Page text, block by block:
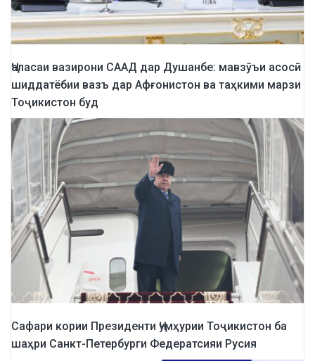
Ҷаласаи вазирони СААД дар Душанбе: мавзӯъи асосӣ
шиддатёбии вазъ дар Афғонистон ва таҳкими марзи
Тоҷикистон буд
Сафари кории Президенти Ҷумҳурии Тоҷикистон ба
шаҳри Санкт-Петербурги Федератсияи Русия